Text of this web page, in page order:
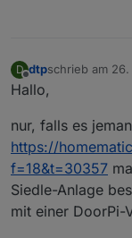
D
Offline
dtpschrieb am 26.
zuletzt editiert
Hallo,
nur, falls es
https://
f=18&t=30357
Siedle-Anlage
mit einer DoorPi-